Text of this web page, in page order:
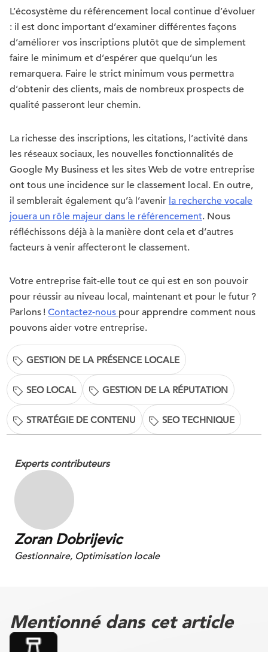
L’écosystème du référencement local continue d’évoluer
: il est donc important d’examiner différentes façons
d’améliorer vos inscriptions plutôt que de simplement
faire le minimum et d’espérer que quelqu’un les
remarquera. Faire le strict minimum vous permettra
d’obtenir des clients, mais de nombreux prospects de
qualité passeront leur chemin.
La richesse des inscriptions, les citations, l’activité dans
les réseaux sociaux, les nouvelles fonctionnalités de
Google My Business et les sites Web de votre entreprise
ont tous une incidence sur le classement local. En outre,
il semblerait également qu’à l’avenir la recherche vocale
jouera un rôle majeur dans le référencement. Nous
réfléchissons déjà à la manière dont cela et d’autres
facteurs à venir affecteront le classement.
Votre entreprise fait-elle tout ce qui est en son pouvoir
pour réussir au niveau local, maintenant et pour le futur ?
Parlons ! Contactez-nous pour apprendre comment nous
pouvons aider votre entreprise.
GESTION DE LA PRÉSENCE LOCALE
SEO LOCAL GESTION DE LA RÉPUTATION
STRATÉGIE DE CONTENU SEO TECHNIQUE
Experts contributeurs
Zoran Dobrijevic
Gestionnaire, Optimisation locale
Mentionné dans cet article